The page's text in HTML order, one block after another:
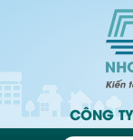
CÔNG